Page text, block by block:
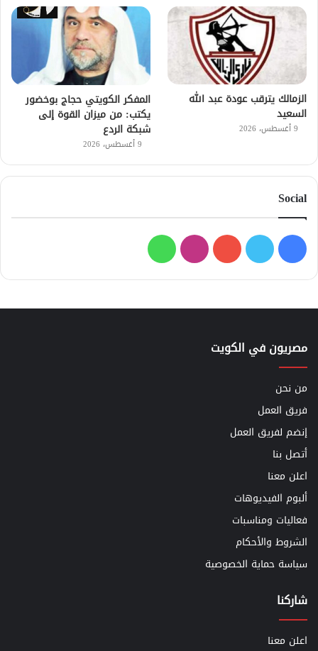
الزمالك يترقب عودة عبد الله
السعيد
9 أغسطس، 2026
المفكر الكويتي حجاج بوخضور
يكتب: من ميزان القوة إلى
شبكة الردع
9 أغسطس، 2026
Social
فيسبوك
تويتر يوتيوبانستقرامواتساب
مصريون في الكويت
من نحن
فريق العمل
إنضم لفريق العمل
أتصل بنا
اعلن معنا
ألبوم الفيديوهات
فعاليات ومناسبات
الشروط والأحكام
سياسة حماية الخصوصية
شاركنا
اعلن معنا